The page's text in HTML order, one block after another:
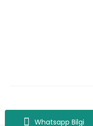
Whatsapp Bilgi